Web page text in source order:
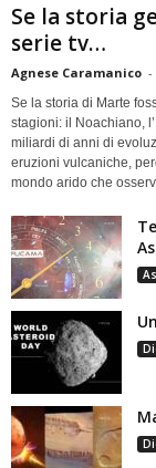
Se la storia
serie tv…
Agnese Caramanico -
Se la storia di Marte
stagioni: il Noachiano,
miliardi di anni di
eruzioni vulcaniche,
mondo arido che